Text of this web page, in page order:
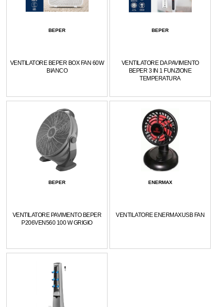
BEPER
VENTILATORE BEPER BOX FAN 60W
BIANCO
BEPER
VENTILATORE DA PAVIMENTO
BEPER 3 IN 1 FUNZIONE
TEMPERATURA
BEPER
VENTILATORE PAVIMENTO BEPER
P206VEN560 100 W GRIGIO
ENERMAX
VENTILATORE ENERMAXUSB FAN